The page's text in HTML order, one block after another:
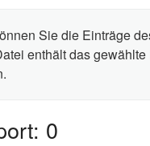
Sie die Einträge
enthält das
0